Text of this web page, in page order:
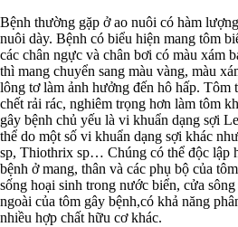
Bệnh thường gặp ở ao nuôi có hàm
nuôi dày. Bệnh có biểu hiện mang tôm
các chân ngực và chân bơi có màu xám
thì mang chuyển sang màu vàng, màu
lông tơ làm ảnh hưởng đến hô hấp. Tôm
chết rải rác, nghiêm trọng hơn làm tôm
gây bệnh chủ yếu là vi khuẩn dạng sợi
thể do một số vi khuẩn dạng sợi khác
sp, Thiothrix sp… Chúng có thể độc lập
bệnh ở mang, thân và các phụ bộ của
sống hoại sinh trong nước biển, cửa
ngoài của tôm gây bệnh,có khả năng
nhiều hợp chất hữu cơ khác.